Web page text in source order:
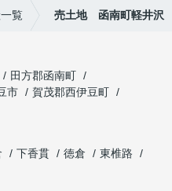
覧 売土地 函南町軽井沢
田方郡函南町
市
賀茂郡西伊豆町
下香貫 徳倉
東椎路